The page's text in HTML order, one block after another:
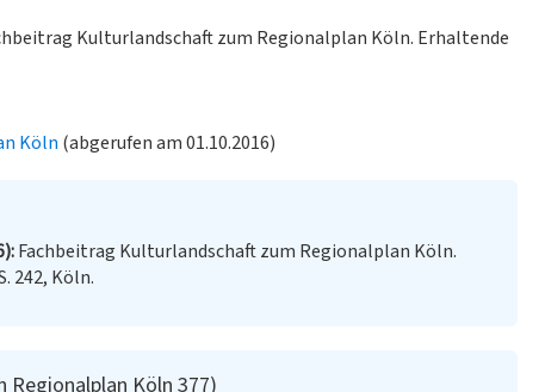
Kulturlandschaft zum Regionalplan Köln. Erhaltende
Köln (abgerufen am 01.10.2016)
Fachbeitrag Kulturlandschaft zum Regionalplan Köln.
242, Köln.
Regionalplan Köln 377)